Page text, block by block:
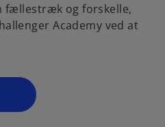
fællestræk og forskelle,
Academy ved at